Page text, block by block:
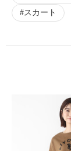
スカート